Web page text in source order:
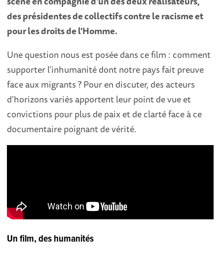
des présidentes de collectifs contre le racisme et
pour les droits de l'Homme.
Une question nous est posée dans ce film : comment
supporter l’inhumanité dont notre pays fait preuve
face aux migrants ? Pour en discuter, des acteurs
d'horizons variés apportent leur point de vue et
convictions pour plus de paix et de clarté face à ce
documentaire poignant de vérité.
Un film, des humanités